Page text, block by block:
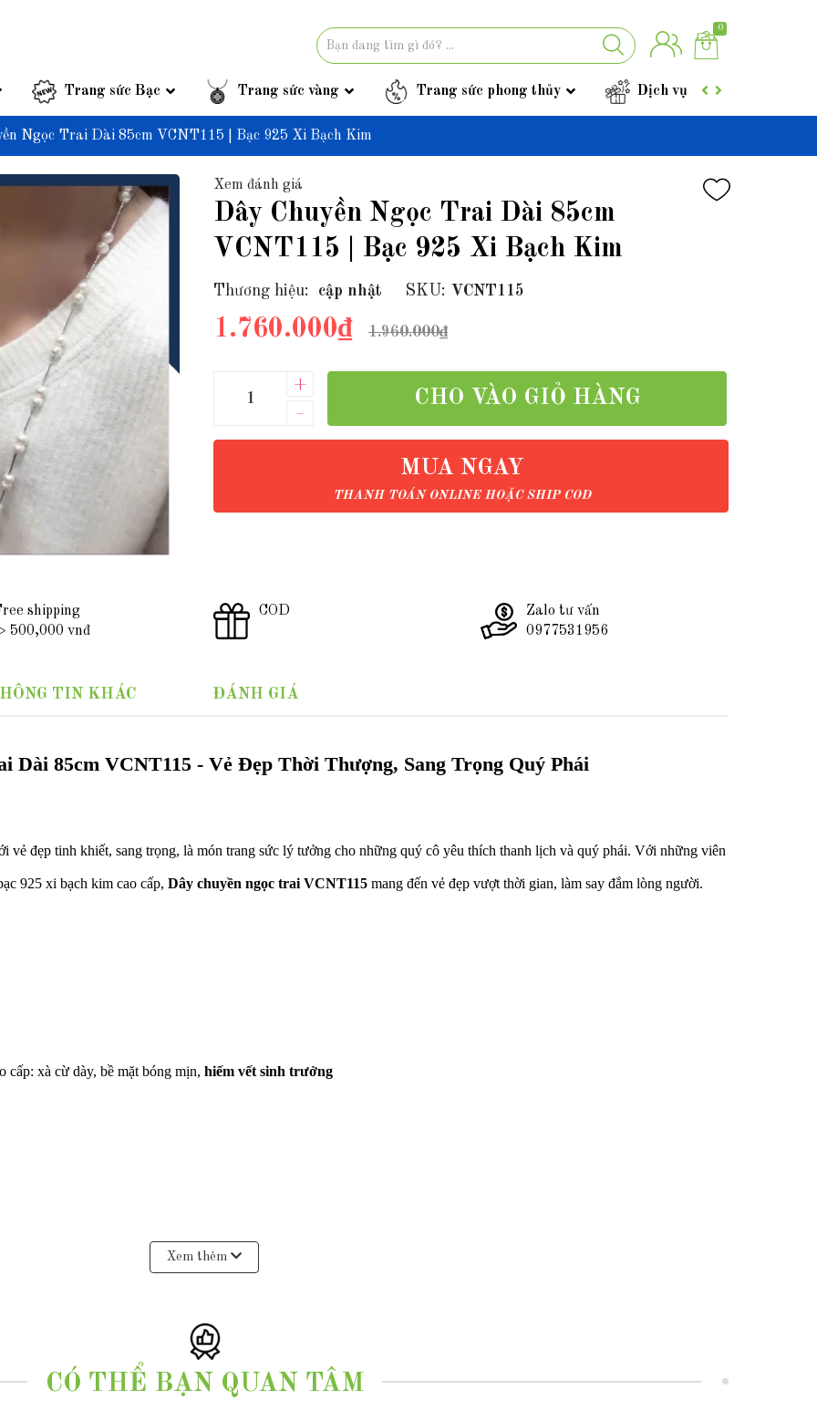
0
Trang sức Bạc Trang sức vàng Trang sức phong thủy Dịch vụ
Ngọc Trai Dài 85cm VCNT115 | Bạc 925 Xi Bạch Kim
Xem đánh giá
Dây Chuyền Ngọc Trai Dài 85cm
VCNT115 | Bạc 925 Xi Bạch Kim
Thương hiệu: cập nhật SKU: VCNT115
1.760.000₫ 1.960.000₫
–
+
CHO VÀO GIỎ HÀNG
MUA NGAY
THANH TOÁN ONLINE HOẶC SHIP COD
shipping
500,000 vnđ
COD
Zalo tư vấn
0977531956
TIN KHÁC ĐÁNH GIÁ
Dài 85cm VCNT115 - Vẻ Đẹp Thời Thượng, Sang Trọng Quý Phái
vẻ đẹp tinh khiết, sang trọng, là món trang sức lý tưởng cho những quý cô yêu thích thanh lịch và quý phái. Với những viên
925 xi bạch kim cao cấp, Dây chuyền ngọc trai VCNT115 mang đến vẻ đẹp vượt thời gian, làm say đắm lòng người.
cấp: xà cừ dày, bề mặt bóng mịn, hiếm vết sinh trưởng
Xem thêm
CÓ THỂ BẠN QUAN TÂM